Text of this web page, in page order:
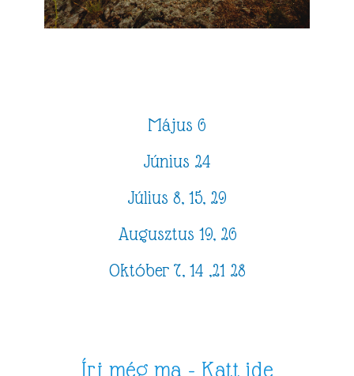
Május 6
Június 24
Július 8, 15, 29
Augusztus 19, 26
Október 7, 14 ,21 28
Írj még ma - Katt ide